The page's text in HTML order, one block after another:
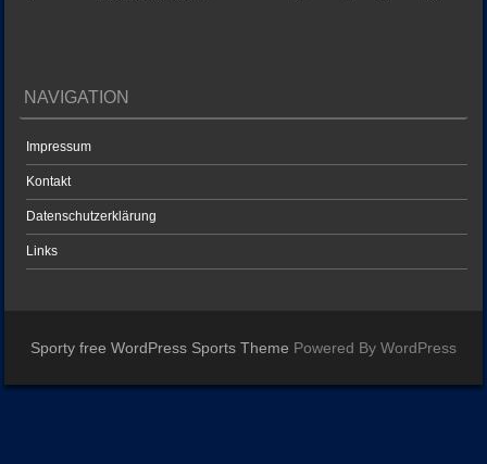
NAVIGATION
Impressum
Kontakt
Datenschutzerklärung
Links
Sporty free WordPress Sports Theme Powered By WordPress